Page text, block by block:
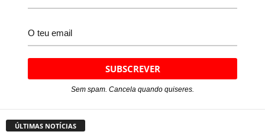
Sem spam. Cancela quando quiseres.
ÚLTIMAS NOTÍCIAS